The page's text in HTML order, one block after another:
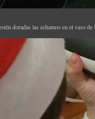
doradas las echamos en el vaso